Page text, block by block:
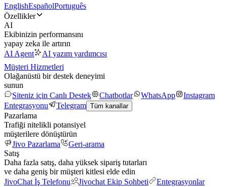
EnglishEspañolPortuguês
Özellikler
AI
Ekibinizin performansını
yapay zeka ile artırın
AI Agent
AI yazım yardımcısı
Müşteri Hizmetleri
Olağanüstü bir destek deneyimi
sunun
Siteniz için Canlı Destek
Chatbotlar WhatsApp
Instagram
Entegrasyonu
Telegram Tüm kanallar
Pazarlama
Trafiği nitelikli potansiyel
müşterilere dönüştürün
Jivo Pazarlama
Geri-arama
Satış
Daha fazla satış, daha yüksek sipariş tutarları
ve daha geniş bir müşteri kitlesi elde edin
JivoChat İş Telefonu
Jivochat Ekip Sohbeti
Entegrasyonlar